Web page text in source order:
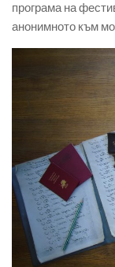
програма на
анонимното към